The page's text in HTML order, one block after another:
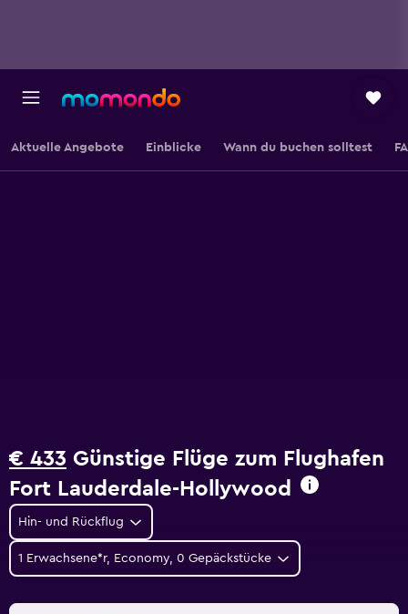
Aktuelle Angebote Einblicke Wann du buchen solltest
€ 433 Günstige Flüge zum Flughafen
Fort Lauderdale-Hollywood
Hin- und Rückflug
1 Erwachsene*r, Economy, 0 Gepäckstücke